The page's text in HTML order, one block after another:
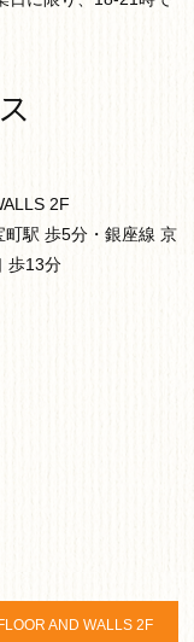
2F
駅 歩5分・銀座線 京
歩13分
AND WALLS 2F